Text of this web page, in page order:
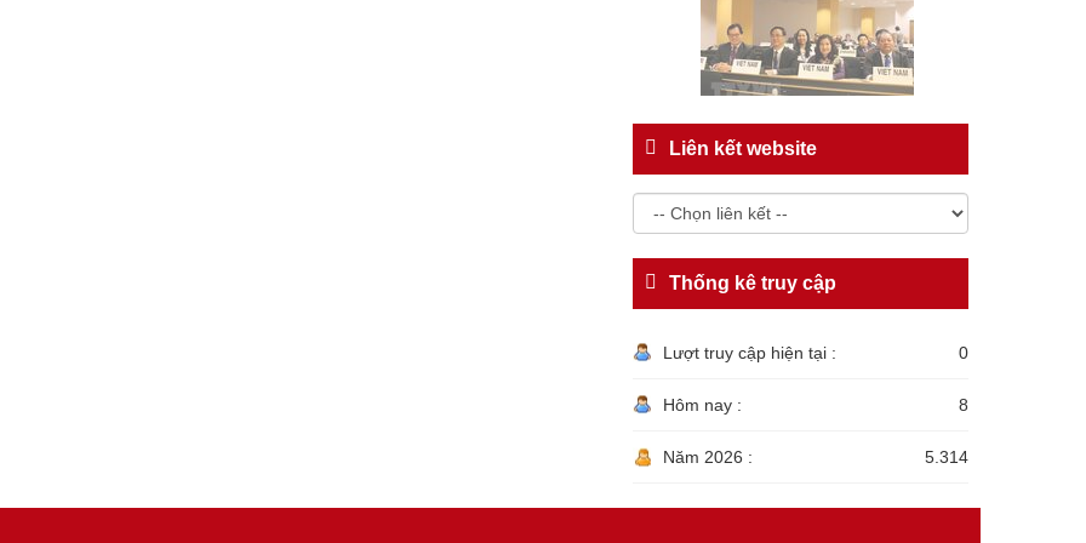
Liên kết website
Thống kê truy cập
Lượt truy cập hiện tại : 0
Hôm nay : 8
Năm 2026 : 5.314